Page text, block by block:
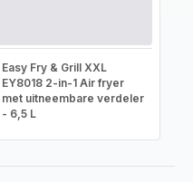
Easy Fry & Grill XXL
EY8018 2-in-1 Air fryer
met uitneembare verdeler
- 6,5 L